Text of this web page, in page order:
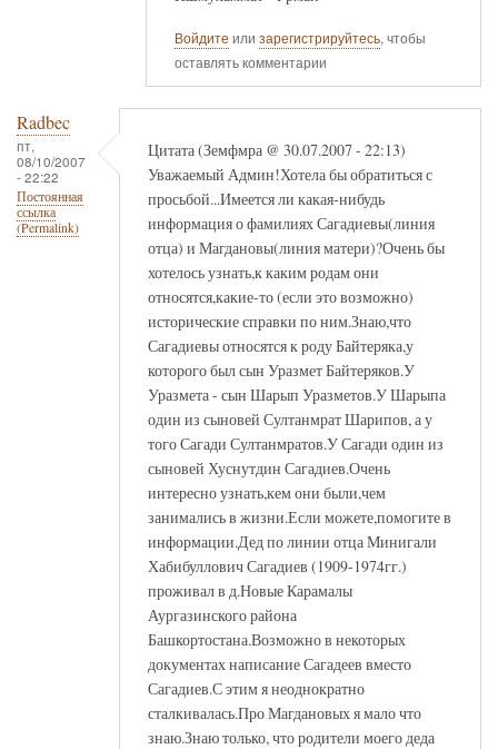
Войдите или зарегистрируйтесь, чтобы
оставлять комментарии
Radbec
пт,
08/10/2007
- 22:22
Постоянная
ссылка
(Permalink)
Цитата (Земфмра @ 30.07.2007 - 22:13)
Уважаемый Админ!Хотела бы обратиться с
просьбой...Имеется ли какая-нибудь
информация о фамилиях Сагадиевы(линия
отца) и Магдановы(линия матери)?Очень бы
хотелось узнать,к каким родам они
относятся,какие-то (если это возможно)
исторические справки по ним.Знаю,что
Сагадиевы относятся к роду Байтеряка,у
которого был сын Уразмет Байтеряков.У
Уразмета - сын Шарып Уразметов.У Шарыпа
один из сыновей Султанмрат Шарипов, а у
того Сагади Султанмратов.У Сагади один из
сыновей Хуснутдин Сагадиев.Очень
интересно узнать,кем они были,чем
занимались в жизни.Если можете,помогите в
информации.Дед по линии отца Минигали
Хабибуллович Сагадиев (1909-1974гг.)
проживал в д.Новые Карамалы
Аургазинского района
Башкортостана.Возможно в некоторых
документах написание Сагадеев вместо
Сагадиев.С этим я неоднократно
сталкивалась.Про Магдановых я мало что
знаю.Знаю только, что родители моего деда